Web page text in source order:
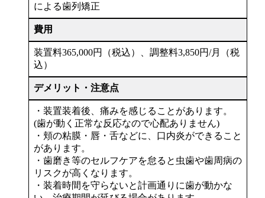
による歯列矯正
費用
装置料365,000円（税込）、調整料3,850円/月（税
込）
デメリット・注意点
・装置装着後、痛みを感じることがあります。
(歯が動く正常な反応なので心配ありません)
・頬の粘膜・唇・舌などに、口内炎ができること
があります。
・歯磨き等のセルフケアを怠ると虫歯や歯周病の
リスクが高くなります。
・装着時間を守らないと計画通りに歯が動かな